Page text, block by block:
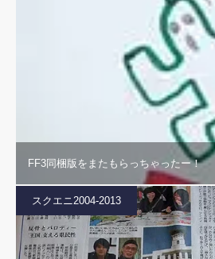
FF3同梱版をまたもらっちゃったー！
スクエニ2004-2013